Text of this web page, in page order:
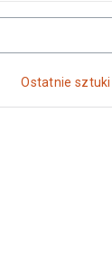
Ostatnie sztuki